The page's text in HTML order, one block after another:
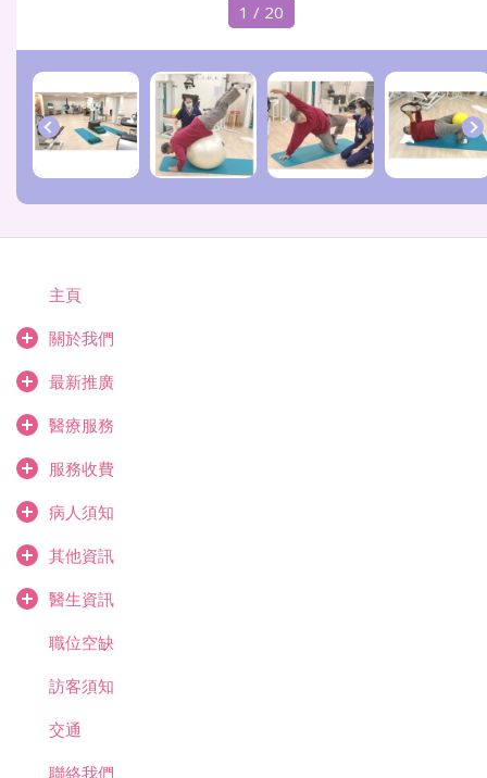
1 / 20
主頁
關於我們
最新推廣
醫療服務
服務收費
病人須知
其他資訊
醫生資訊
職位空缺
訪客須知
交通
聯絡我們